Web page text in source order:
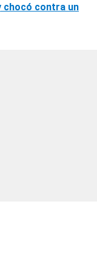
chocó contra un